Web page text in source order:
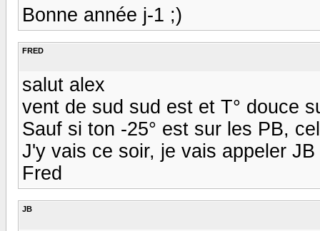
Bonne année j-1 ;)
FRED
salut alex
vent de sud sud est et T° douce
Sauf si ton -25° est sur les PB,
J'y vais ce soir, je vais appeler
Fred
JB